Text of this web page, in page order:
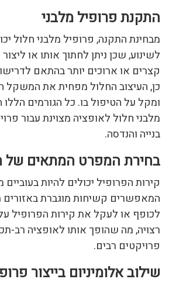
התקנת פרופיל מלבני
מבחינת התקנה, פרופיל מלבני חלול
לשינוע, שכן ניתן לחתוך אותו או
קצרים או ארוכים יותר בהתאם
כן, העיצוב החלול מפחית את המשקל
ומקל על הטיפול בו. כל הגורמים הללו
מלבני חלול לאופציה מצוינת עבור
בנייה והנדסה.
בחירת המפרט המתאים של
קירות הפרופיל יכולים להיות
המאפשרים קשיחות מוגברת באזורים
לכופף או לעקל את קירות הפרופיל
רצויה, מה שהופך אותו לאופציה רב-
פרויקטים רבים.
שילוב אלומיניום בייצור